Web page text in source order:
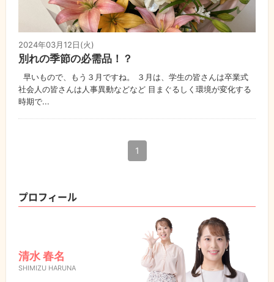
2024年03月12日(火)
別れの季節の必需品！？
早いもので、もう３月ですね。 ３月は、学生の皆さんは卒業式
社会人の皆さんは人事異動などなど 目まぐるしく環境が変化する
時期で...
1
プロフィール
清水 春名
SHIMIZU HARUNA